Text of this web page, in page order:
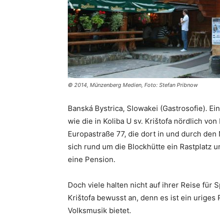
© 2014, Münzenberg Medien, Foto: Stefan Pribnow
Banská Bystrica, Slowakei (Gastrosofie).
wie die in Koliba U sv. Krištofa nördlich
Europastraße 77, die dort in und durch
sich rund um die Blockhütte ein Rastplatz
eine Pension.
Doch viele halten nicht auf ihrer Reise für
Krištofa bewusst an, denn es ist ein uriges
Volksmusik bietet.